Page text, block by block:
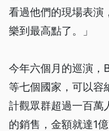
看過他們的現場表演
樂到最高點了。」
今年六個月的巡演，
等七個國家，可以容
計觀眾群超過一百萬
的銷售，金額就達1